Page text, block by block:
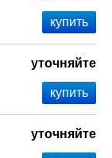
уточняйте
уточняйте